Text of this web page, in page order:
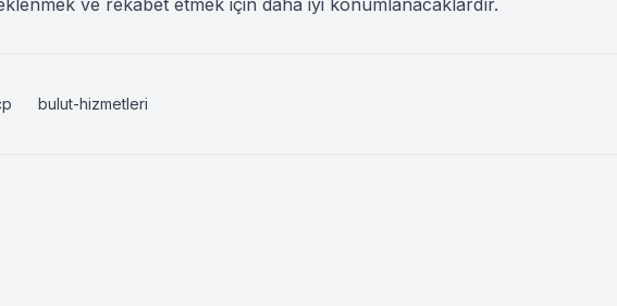
ve rekabet etmek için daha iyi konumlanacaklardır.
bulut-hizmetleri